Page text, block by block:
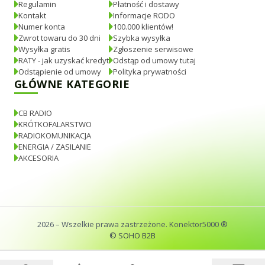
Regulamin
Kontakt
Numer konta
Zwrot towaru do 30 dni
Wysyłka gratis
RATY - jak uzyskać kredyt
Odstąpienie od umowy
Płatność i dostawy
Informacje RODO
100.000 klientów!
Szybka wysyłka
Zgłoszenie serwisowe
Odstąp od umowy tutaj
Polityka prywatności
GŁÓWNE KATEGORIE
CB RADIO
KRÓTKOFALARSTWO
RADIOKOMUNIKACJA
ENERGIA / ZASILANIE
AKCESORIA
2026– Wszelkie prawa zastrzeżone. Konektor5000 ®
© SOHO B2B